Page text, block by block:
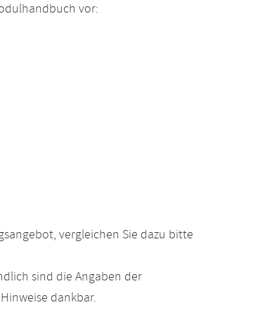
vor:
vergleichen Sie dazu bitte
sind die Angaben der
dankbar.